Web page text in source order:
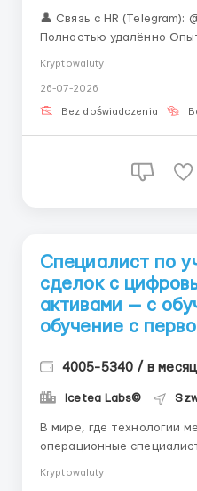
👤 Связь с HR (Telegram):
Полностью удалённо Опыт: Не требуется — обучаем
меняется. Вы когда-
происходит за кулисами
Kryptowaluty
26-07-2026
Bez doświadczenia
Специалист по
сделок с
активами — с
обучение с
4005-5340 / в месяц
Icetea Labs©
В мире, где технологии
операционные
Kryptowaluty